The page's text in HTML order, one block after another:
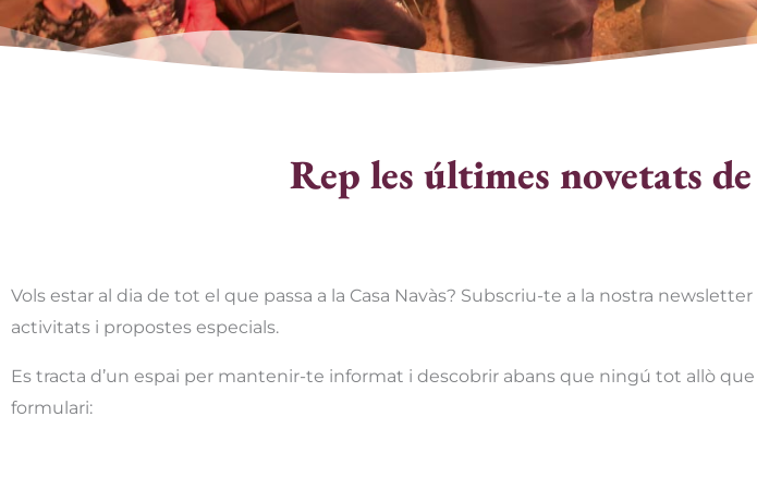
Rep les últimes novetats de
Vols estar al dia de tot el que passa a la Casa Navàs? Subscriu-te a la nostra
activitats i propostes especials.
Es tracta d’un espai per mantenir-te informat i descobrir abans que ningú tot allò
formulari: